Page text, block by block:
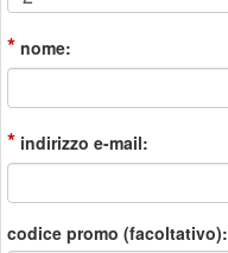
* nome:
* indirizzo e-mail:
codice promo (facoltativo):